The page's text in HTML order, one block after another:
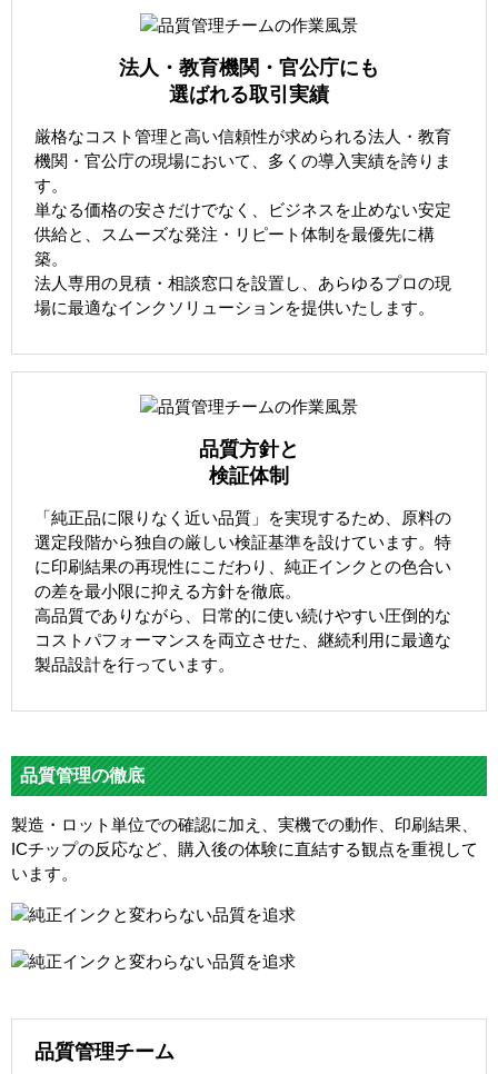
法人・教育機関・官公庁にも
選ばれる取引実績
厳格なコスト管理と高い信頼性が求められる法人・教育
機関・官公庁の現場において、多くの導入実績を誇りま
す。
単なる価格の安さだけでなく、ビジネスを止めない安定
供給と、スムーズな発注・リピート体制を最優先に構
築。
法人専用の見積・相談窓口を設置し、あらゆるプロの現
場に最適なインクソリューションを提供いたします。
品質方針と
検証体制
「純正品に限りなく近い品質」を実現するため、原料の
選定段階から独自の厳しい検証基準を設けています。特
に印刷結果の再現性にこだわり、純正インクとの色合い
の差を最小限に抑える方針を徹底。
高品質でありながら、日常的に使い続けやすい圧倒的な
コストパフォーマンスを両立させた、継続利用に最適な
製品設計を行っています。
品質管理の徹底
製造・ロット単位での確認に加え、実機での動作、印刷結果、
ICチップの反応など、購入後の体験に直結する観点を重視して
います。
品質管理チーム